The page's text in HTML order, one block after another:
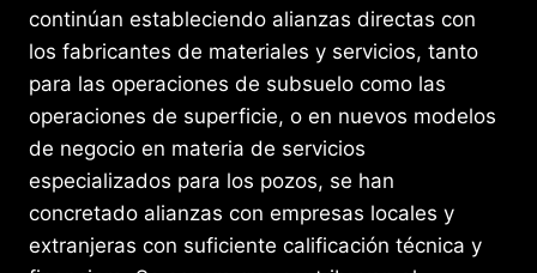
continúan estableciendo alianzas directas con
los fabricantes de materiales y servicios, tanto
para las operaciones de subsuelo como las
operaciones de superficie, o en nuevos modelos
de negocio en materia de servicios
especializados para los pozos, se han
concretado alianzas con empresas locales y
extranjeras con suficiente calificación técnica y